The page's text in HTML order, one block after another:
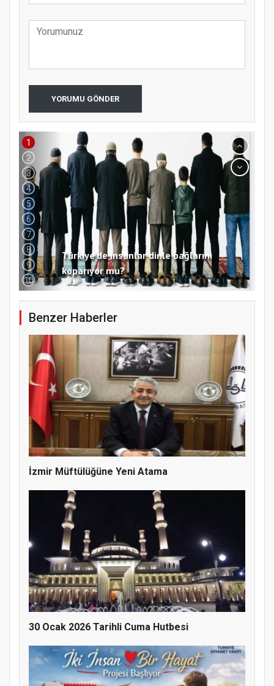
YORUMU GÖNDER
Samsun Atakum’da Ayasofya Camii
Etkinliği
Türkiye’de insanlar dinle bağlarını
koparıyor mu?
Samsun Atakum’da 15 Temmuz Programı
1
2
3
4
5
6
7
8
9
10
Benzer Haberler
İzmir Müftülüğüne Yeni Atama
30 Ocak 2026 Tarihli Cuma Hutbesi